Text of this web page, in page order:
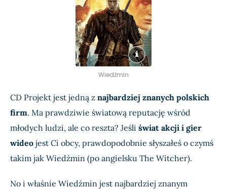
Wiedźmin
CD Projekt jest jedną z najbardziej znanych polskich
firm. Ma prawdziwie światową reputację wśród
młodych ludzi, ale co reszta? Jeśli świat akcji i gier
wideo jest Ci obcy, prawdopodobnie słyszałeś o czymś
takim jak Wiedźmin (po angielsku The Witcher).
No i właśnie Wiedźmin jest najbardziej znanym